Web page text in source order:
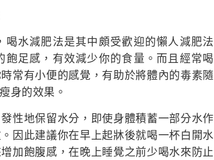
水減肥法是其中頗受歡迎的懶人減肥法
足感，有效減少你的食量。而且經常喝
常有小便的感覺，有助於將體內的毒素隨
身的效果。
地保留水分，即使身體積蓄一部分水作
因此建議你在早上起牀後就喝一杯白開水
加飽腹感，在晚上睡覺之前少喝水來防止